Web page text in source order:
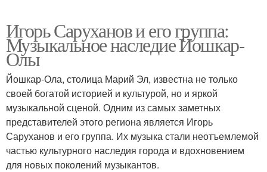
Игорь Саруханов и его группа:
Музыкальное наследие Йошкар-
Олы
Йошкар-Ола, столица Марий Эл, известна не только
своей богатой историей и культурой, но и яркой
музыкальной сценой. Одним из самых заметных
представителей этого региона является Игорь
Саруханов и его группа. Их музыка стали неотъемлемой
частью культурного наследия города и вдохновением
для новых поколений музыкантов.